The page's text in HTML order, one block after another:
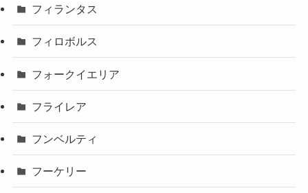
フィランタス
フィロボルス
フォークイエリア
フライレア
フンベルティ
フーケリー